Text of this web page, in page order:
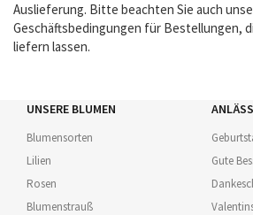
Auslieferung. Bitte beachten Sie auch
Geschäftsbedingungen für Bestellungen,
liefern lassen.
UNSERE BLUMEN
Blumensorten
Lilien
Rosen
Blumenstrauß
Gute